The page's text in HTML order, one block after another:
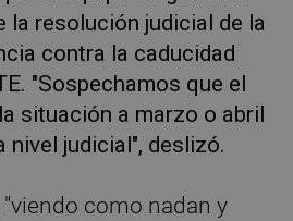
la resolución judicial de la
contra la caducidad
"Sospechamos que el
situación a marzo o abril
nivel judicial", deslizó.
como nadan y